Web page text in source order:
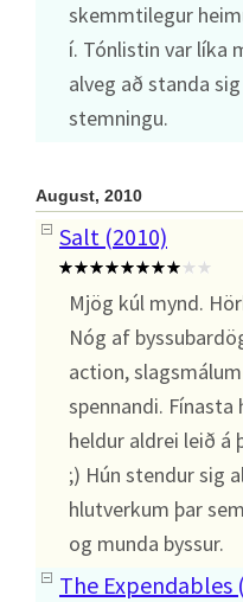
skemmtilegur
í. Tónlistin var líka
alveg að standa
stemningu.
August, 2010
Salt (2010)
Mjög kúl mynd.
Nóg af
action,
spennandi.
heldur aldrei leið á
;) Hún stendur sig
hlutverkum þar
og munda byssur.
The Expendables